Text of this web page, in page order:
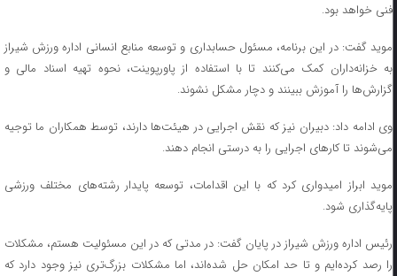
فنی خواهد بود.
موید گفت: در این برنامه، مسئول حسابداری و توسعه منابع انسانی اداره ورزش شیراز
به خزانه‌داران کمک می‌کنند تا با استفاده از پاورپوینت، نحوه تهیه اسناد مالی و
گزارش‌ها را آموزش ببینند و دچار مشکل نشوند.
وی ادامه داد: دبیران نیز که نقش اجرایی در هیئت‌ها دارند، توسط همکاران ما توجیه
می‌شوند تا کار‌های اجرایی را به درستی انجام دهند.
موید ابراز امیدواری کرد که با این اقدامات، توسعه پایدار رشته‌های مختلف ورزشی
پایه‌گذاری شود.
رئیس اداره ورزش شیراز در پایان گفت: در مدتی که در این مسئولیت هستم، مشکلات
را رصد کرده‌ایم و تا حد امکان حل شده‌اند، اما مشکلات بزرگ‌تری نیز وجود دارد که